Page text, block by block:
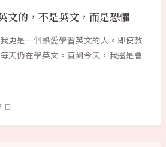
文的，不是英文，而是恐懼
更是一個熱愛學習英文的人。即使教
天仍在學英文。直到今天，我還是會
日